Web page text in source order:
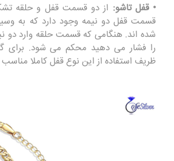
• قفل تاشو: از دو قسمت قفل و حلقه
قسمت قفل دو نیمه وجود دارد که به
شده اند. هنگامی که قسمت حلقه وارد دو
را فشار می دهید محکم می شود. برای
ظریف استفاده از این نوع قفل کاملا